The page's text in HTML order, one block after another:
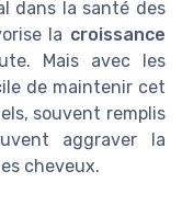
dans la santé des
la croissance
Mais avec les
de maintenir cet
souvent remplis
aggraver la
cheveux.